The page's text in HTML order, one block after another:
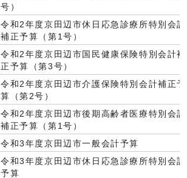
号）
令和2年度京田辺市休日応急診療所特別会計
補正予算（第1号）
令和2年度京田辺市国民健康保険特別会計補
正予算（第3号）
令和2年度京田辺市介護保険特別会計補正予
算（第2号）
令和2年度京田辺市後期高齢者医療特別会計
補正予算（第1号）
令和3年度京田辺市一般会計予算
令和3年度京田辺市休日応急診療所特別会計
予算